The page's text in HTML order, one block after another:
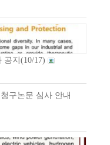
공지(10/17)
구논문 심사 안내